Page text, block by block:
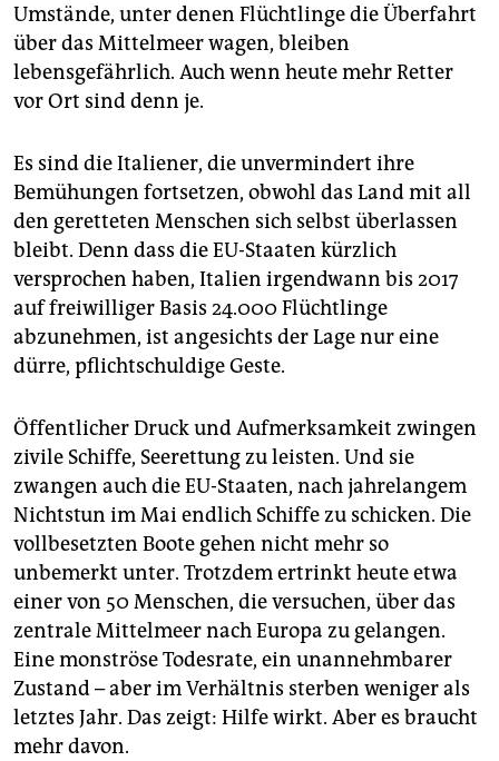
Umstände, unter denen Flüchtlinge die Überfahrt
über das Mittelmeer wagen, bleiben
lebensgefährlich. Auch wenn heute mehr Retter
vor Ort sind denn je.
Es sind die Italiener, die unvermindert ihre
Bemühungen fortsetzen, obwohl das Land mit all
den geretteten Menschen sich selbst überlassen
bleibt. Denn dass die EU-Staaten kürzlich
versprochen haben, Italien irgendwann bis 2017
auf freiwilliger Basis 24.000 Flüchtlinge
abzunehmen, ist angesichts der Lage nur eine
dürre, pflichtschuldige Geste.
Öffentlicher Druck und Aufmerksamkeit zwingen
zivile Schiffe, Seerettung zu leisten. Und sie
zwangen auch die EU-Staaten, nach jahrelangem
Nichtstun im Mai endlich Schiffe zu schicken. Die
vollbesetzten Boote gehen nicht mehr so
unbemerkt unter. Trotzdem ertrinkt heute etwa
einer von 50 Menschen, die versuchen, über das
zentrale Mittelmeer nach Europa zu gelangen.
Eine monströse Todesrate, ein unannehmbarer
Zustand – aber im Verhältnis sterben weniger als
letztes Jahr. Das zeigt: Hilfe wirkt. Aber es braucht
mehr davon.